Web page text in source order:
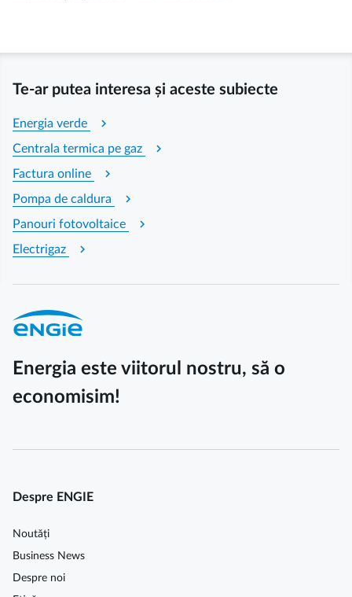
Te-ar putea interesa și aceste subiecte
Energia verde chevron_right
Centrala termica pe gaz chevron_right
Factura online chevron_right
Pompa de caldura chevron_right
Panouri fotovoltaice chevron_right
Electrigaz chevron_right
Energia este viitorul nostru, să o
economisim!
Despre ENGIE
Noutăți
Business News
Despre noi